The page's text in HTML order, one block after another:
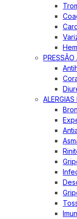
PRESSÃO
ALERGIAS